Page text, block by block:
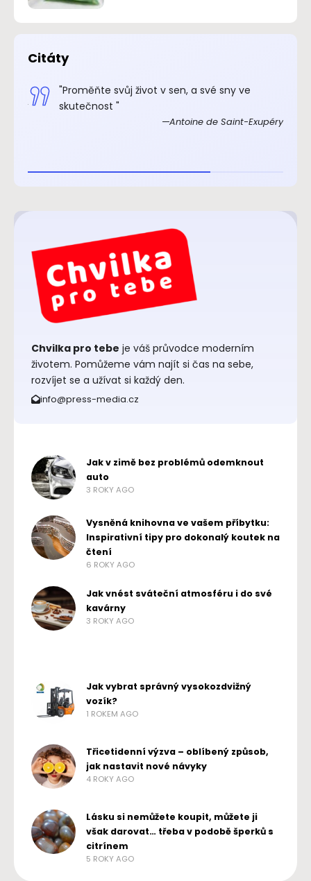
Citáty
"Proměňte svůj život v sen, a své sny ve
skutečnost "
Antoine de Saint-Exupéry
Chvilka pro tebe je váš průvodce moderním
životem. Pomůžeme vám najít si čas na sebe,
rozvíjet se a užívat si každý den.
info@press-media.cz
Jak v zimě bez problémů odemknout
auto
3 ROKY AGO
Vysněná knihovna ve vašem příbytku:
Inspirativní tipy pro dokonalý koutek na
čtení
6 ROKY AGO
Jak vnést sváteční atmosféru i do své
kavárny
3 ROKY AGO
Jak vybrat správný vysokozdvižný
vozík?
1 ROKEM AGO
Třicetidenní výzva – oblíbený způsob,
jak nastavit nové návyky
4 ROKY AGO
Lásku si nemůžete koupit, můžete ji
však darovat… třeba v podobě šperků s
citrínem
5 ROKY AGO